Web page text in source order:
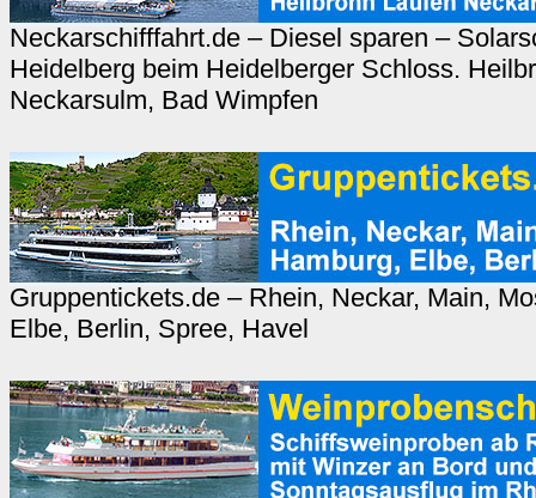
Neckarschifffahrt.de – Diesel sparen –
Heidelberg beim Heidelberger Schloss.
Neckarsulm, Bad Wimpfen
Gruppentickets.de – Rhein, Neckar, Main,
Elbe, Berlin, Spree, Havel